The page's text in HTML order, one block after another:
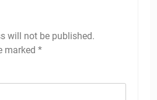
will not be published.
marked *